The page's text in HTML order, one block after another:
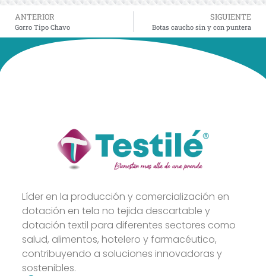
ANTERIOR
Gorro Tipo Chavo
SIGUIENTE
Botas caucho sin y con puntera
Líder en la producción y comercialización en
dotación en tela no tejida descartable y
dotación textil para diferentes sectores como
salud, alimentos, hotelero y farmacéutico,
contribuyendo a soluciones innovadoras y
sostenibles.